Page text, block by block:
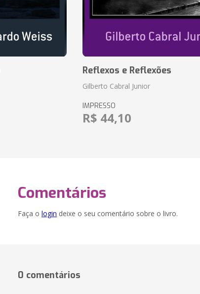
Reflexos e Reflexões
Gilberto Cabral Junior
IMPRESSO
R$ 44,10
Comentários
Faça o login deixe o seu comentário sobre o livro.
0 comentários